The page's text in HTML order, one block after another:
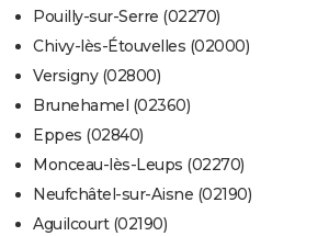
Pouilly-sur-Serre (02270)
Chivy-lès-Étouvelles (02000)
Versigny (02800)
Brunehamel (02360)
Eppes (02840)
Monceau-lès-Leups (02270)
Neufchâtel-sur-Aisne (02190)
Aguilcourt (02190)